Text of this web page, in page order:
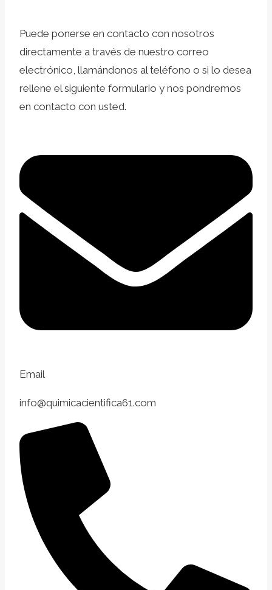
Puede ponerse en contacto con nosotros
directamente a través de nuestro correo
electrónico, llamándonos al teléfono o si lo desea
rellene el siguiente formulario y nos pondremos
en contacto con usted.
Email
info@quimicacientifica61.com